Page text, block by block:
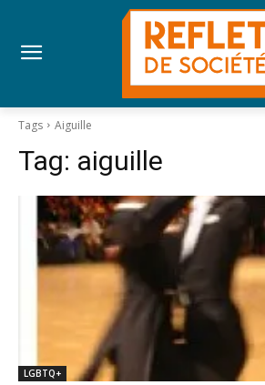
Tags Aiguille
Tag: aiguille
LGBTQ+